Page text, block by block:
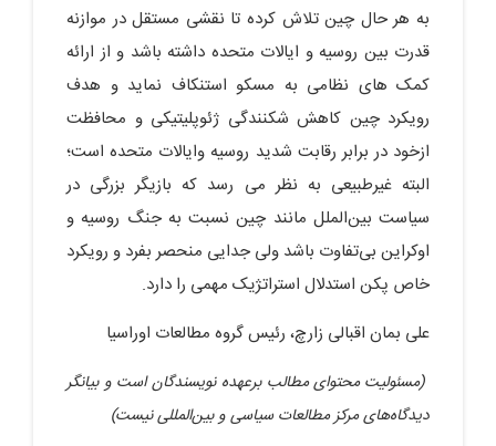
به هر حال چین تلاش کرده تا نقشی مستقل در موازنه
قدرت بین روسیه و ایالات متحده داشته باشد و از ارائه
کمک های نظامی‌ به مسکو استنکاف نماید و هدف
رویکرد چین کاهش شکنندگی ژئوپلیتیکی و محافظت
ازخود در برابر رقابت شدید روسیه وایالات متحده است؛
البته غیرطبیعی به نظر می رسد که بازیگر بزرگی در
سیاست بین‌الملل مانند چین نسبت به جنگ روسیه و
اوکراین بی‌تفاوت باشد ولی جدایی منحصر بفرد و رویکرد
خاص پکن استدلال استراتژیک مهمی را دارد.
علی بمان اقبالی زارچ، رئیس گروه مطالعات اوراسیا
(مسئولیت محتوای مطالب برعهده نویسندگان است و بیانگر
دیدگاه‌های مرکز مطالعات سیاسی و بین‌المللی نیست)